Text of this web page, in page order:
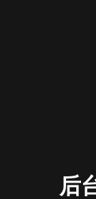
后